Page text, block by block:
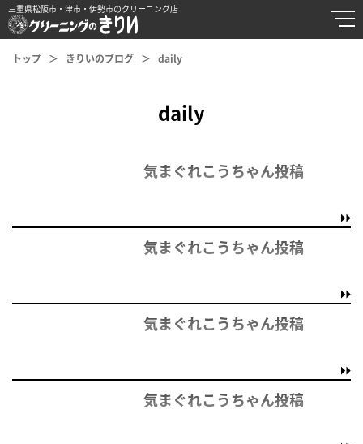
三重県松阪市・津市・伊勢市のクリーニング店
トップ きりいのブログ daily
daily
気まぐれこうちゃん投稿
気まぐれこうちゃん投稿
気まぐれこうちゃん投稿
気まぐれこうちゃん投稿